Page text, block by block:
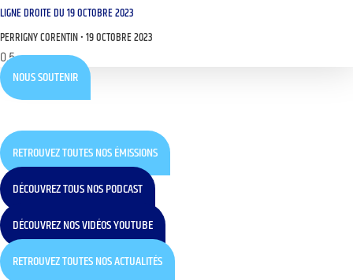
LIGNE DROITE DU 19 OCTOBRE 2023
PERRIGNY CORENTIN 19 OCTOBRE 2023
NOUS SOUTENIR
RETROUVEZ TOUTES NOS ÉMISSIONS
DÉCOUVREZ TOUS NOS PODCAST
DÉCOUVREZ NOS VIDÉOS YOUTUBE
RETROUVEZ TOUTES NOS ACTUALITÉS